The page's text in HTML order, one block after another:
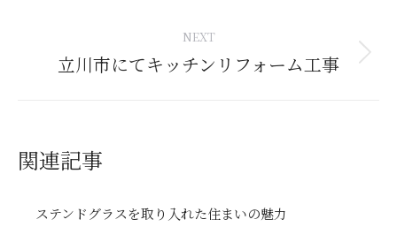
NEXT
Next
立川市にてキッチンリフォーム工事
関連記事
ステンドグラスを取り入れた住まいの魅力